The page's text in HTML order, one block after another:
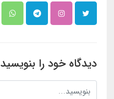
دیدگاه خود را بنویسید